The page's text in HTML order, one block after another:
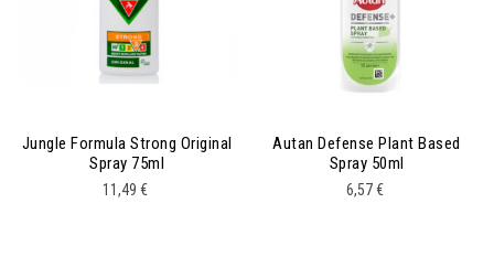
Jungle Formula Strong Original
Spray 75ml
11,49€
Autan Defense Plant Based
Spray 50ml
6,57€